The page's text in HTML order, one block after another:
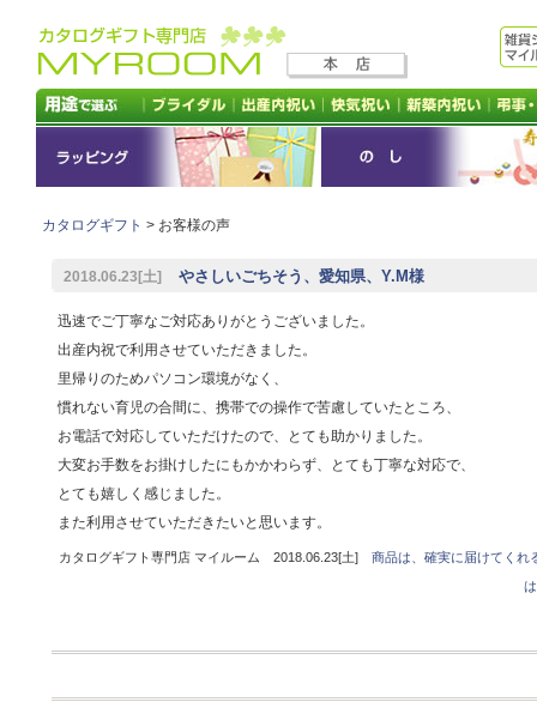
カタログギフト > お客様の声
2018.06.23[土] やさしいごちそう、愛知県、Y.M様
迅速でご丁寧なご対応ありがとうございました。
出産内祝で利用させていただきました。
里帰りのためパソコン環境がなく、
慣れない育児の合間に、携帯での操作で苦慮していたところ、
お電話で対応していただけたので、とても助かりました。
大変お手数をお掛けしたにもかかわらず、とても丁寧な対応で、
とても嬉しく感じました。
また利用させていただきたいと思います。
カタログギフト専門店 マイルーム 2018.06.23[土] 商品は、確実に届けてくれ